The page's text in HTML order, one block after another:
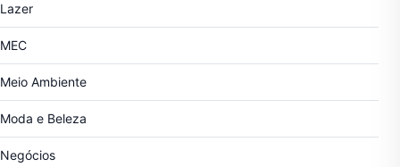
Lazer
MEC
Meio Ambiente
Moda e Beleza
Negócios